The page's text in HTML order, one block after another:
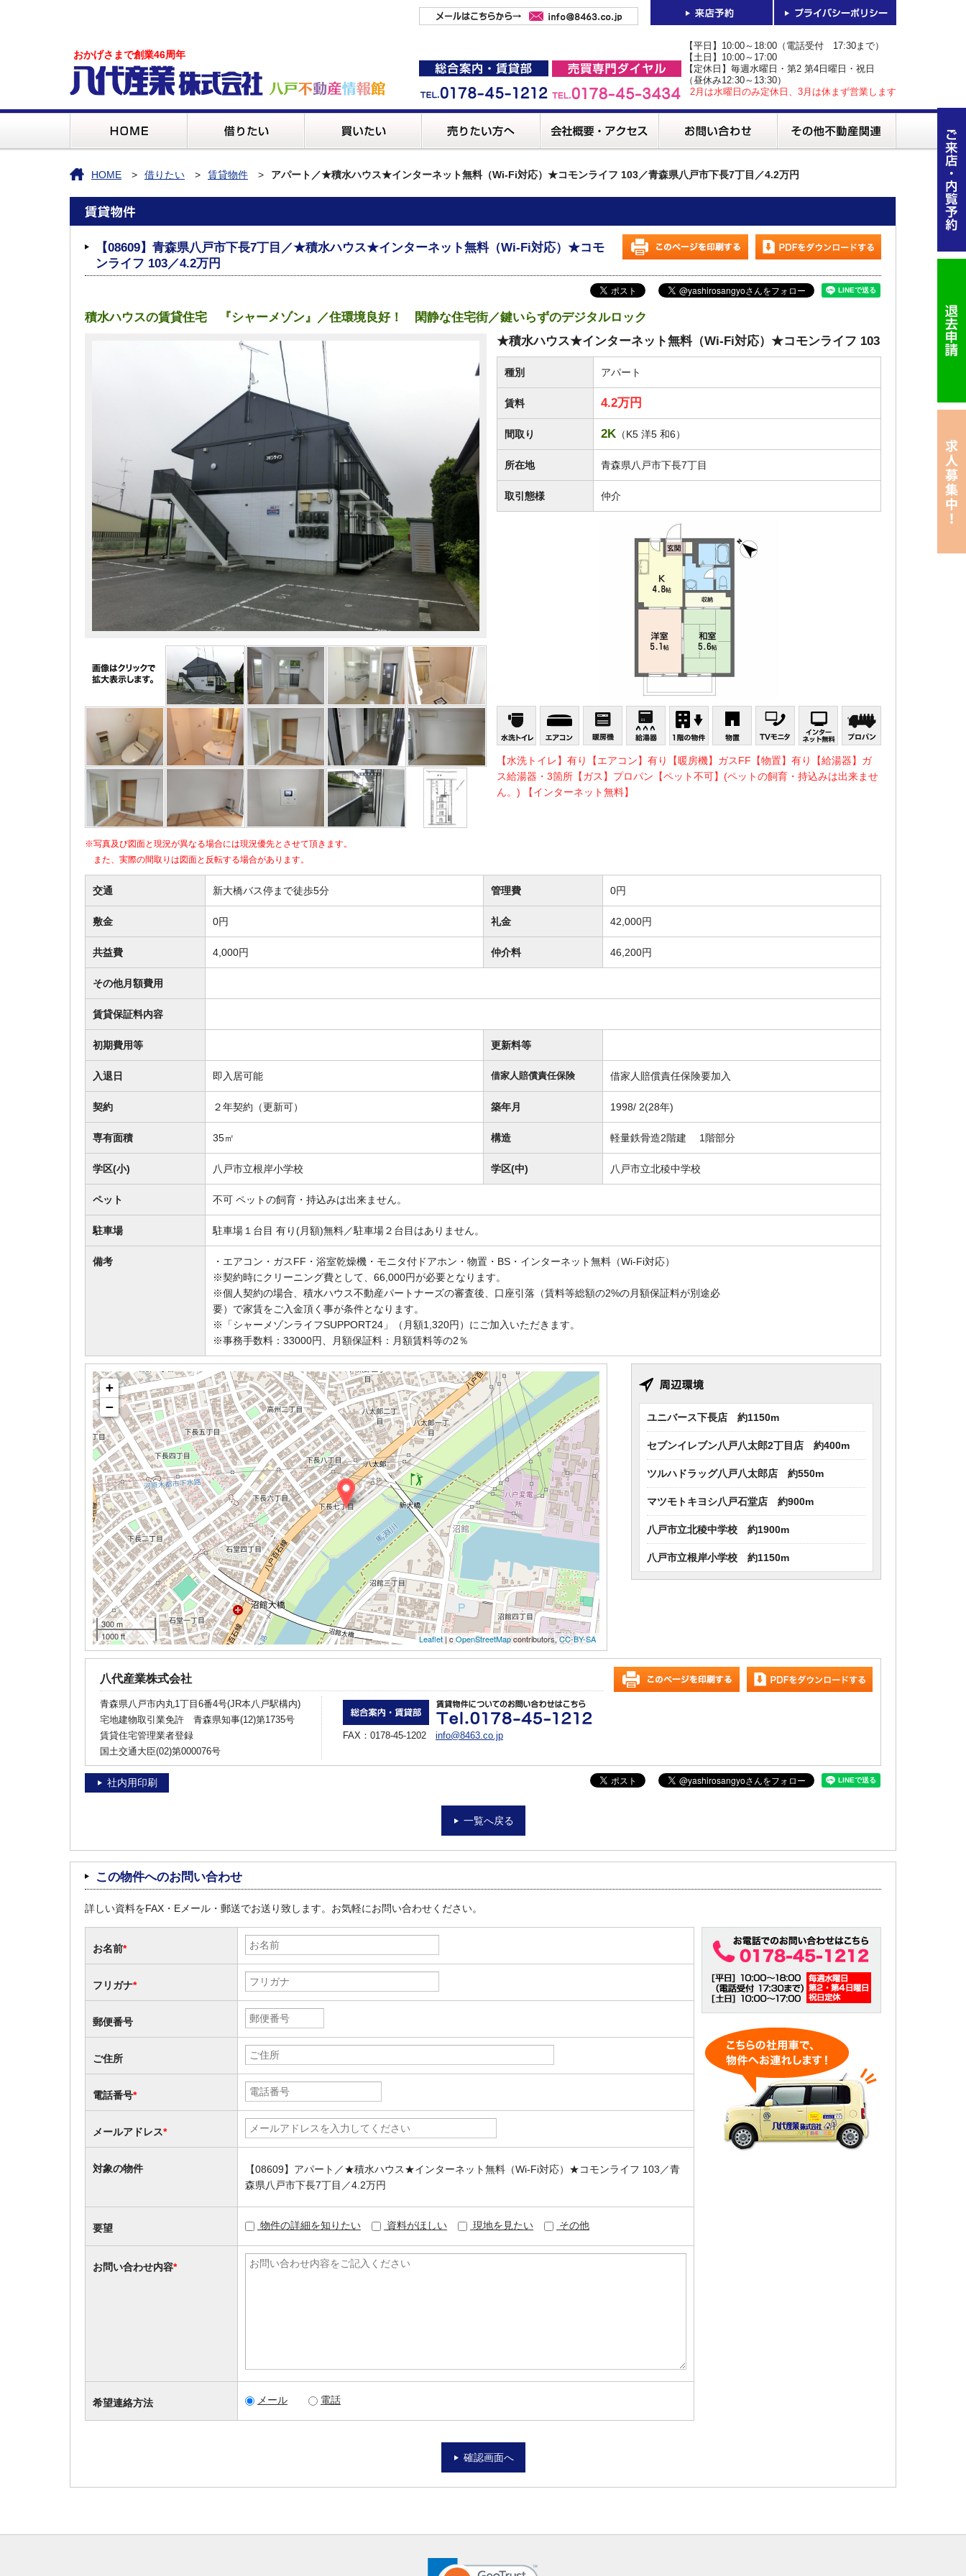
おかげさまで創業46周年
【平日】10:00～18:00（電話受付 17:30まで）
【土日】10:00～17:00
【定休日】毎週水曜日・第2 第4日曜日・祝日
（昼休み12:30～13:30）
2月は水曜日のみ定休日、3月は休まず営業します
HOME 借りたい 賃貸物件 アパート／★積水ハウス★インターネット無料（Wi-Fi対応）★コモンライフ 103／青森県八戸市下長7丁目／4.2万円
【08609】青森県八戸市下長7丁目／★積水ハウス★インターネット無料（Wi-Fi対応）★コモ
ンライフ 103／4.2万円
積水ハウスの賃貸住宅 『シャーメゾン』／住環境良好！ 閑静な住宅街／鍵いらずのデジタルロック
※写真及び図面と現況が異なる場合には現況優先とさせて頂きます。
また、実際の間取りは図面と反転する場合があります。
★積水ハウス★インターネット無料（Wi-Fi対応）★コモンライフ 103
種別 アパート
賃料 4.2万円
間取り 2K （K5 洋5 和6）
所在地 青森県八戸市下長7丁目
取引態様 仲介
【水洗トイレ】有り【エアコン】有り【暖房機】ガスFF【物置】有り【給湯器】ガ
ス給湯器・3箇所【ガス】プロパン【ペット不可】(ペットの飼育・持込みは出来ませ
ん。) 【インターネット無料】
交通 新大橋バス停まで徒歩5分 管理費 0円
敷金 0円 礼金 42,000円
共益費 4,000円 仲介料 46,200円
その他月額費用
賃貸保証料内容
初期費用等 更新料等
入退日 即入居可能 借家人賠償責任保険 借家人賠償責任保険要加入
契約 ２年契約（更新可） 築年月 1998/ 2(28年)
専有面積 35㎡ 構造 軽量鉄骨造2階建 1階部分
学区(小) 八戸市立根岸小学校 学区(中) 八戸市立北稜中学校
ペット 不可 ペットの飼育・持込みは出来ません。
駐車場 駐車場１台目 有り(月額)無料／駐車場２台目はありません。
備考
・エアコン・ガスFF・浴室乾燥機・モニタ付ドアホン・物置・BS・インターネット無料（Wi-Fi対応）
※契約時にクリーニング費として、66,000円が必要となります。
※個人契約の場合、積水ハウス不動産パートナーズの審査後、口座引落（賃料等総額の2%の月額保証料が別途必
要）で家賃をご入金頂く事が条件となります。
※「シャーメゾンライフSUPPORT24」（月額1,320円）にご加入いただきます。
※事務手数料：33000円、月額保証料：月額賃料等の2％
ユニバース下長店 約1150m
セブンイレブン八戸八太郎2丁目店 約400m
ツルハドラッグ八戸八太郎店 約550m
マツモトキヨシ八戸石堂店 約900m
八戸市立北稜中学校 約1900m
八戸市立根岸小学校 約1150m
+
−
300 m
1000 ft
Leaflet| cOpenStreetMapcontributors,CC-BY-SA
八代産業株式会社
青森県八戸市内丸1丁目6番4号(JR本八戸駅構内)
宅地建物取引業免許 青森県知事(12)第1735号
賃貸住宅管理業者登録
国土交通大臣(02)第000076号
FAX：0178-45-1202 info@8463.co.jp
社内用印刷
一覧へ戻る
この物件へのお問い合わせ
詳しい資料をFAX・Eメール・郵送でお送り致します。お気軽にお問い合わせください。
お名前*
フリガナ*
郵便番号
ご住所
電話番号*
メールアドレス*
対象の物件
【08609】アパート／★積水ハウス★インターネット無料（Wi-Fi対応）★コモンライフ 103／青
森県八戸市下長7丁目／4.2万円
要望 物件の詳細を知りたい 資料がほしい 現地を見たい その他
お問い合わせ内容*
希望連絡方法 メール 電話
確認画面へ